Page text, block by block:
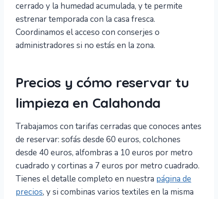
cerrado y la humedad acumulada, y te permite
estrenar temporada con la casa fresca.
Coordinamos el acceso con conserjes o
administradores si no estás en la zona.
Precios y cómo reservar tu
limpieza en Calahonda
Trabajamos con tarifas cerradas que conoces antes
de reservar: sofás desde 60 euros, colchones
desde 40 euros, alfombras a 10 euros por metro
cuadrado y cortinas a 7 euros por metro cuadrado.
Tienes el detalle completo en nuestra página de
precios, y si combinas varios textiles en la misma